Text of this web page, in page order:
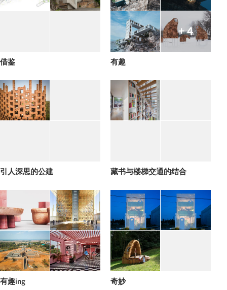
借鉴
+ 4
有趣
引人深思的公建 藏书与楼梯交通的结合
有趣ing 奇妙